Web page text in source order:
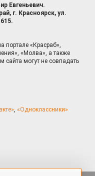
Евгеньевич.
г. Красноярск, ул.
портале «Красраб»,
«Молва», а также
сайта могут не совпадать
, «Одноклассники»